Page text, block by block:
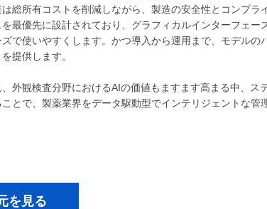
総所有コストを削減しながら、製造の安全性とコンプラ
最優先に設計されており、グラフィカルインターフェー
で使いやすくします。かつ導入から運用まで、モデルの
提供します。
外観検査分野におけるAIの価値もますます高まる中、ス
とで、製薬業界をデータ駆動型でインテリジェントな管
を見る